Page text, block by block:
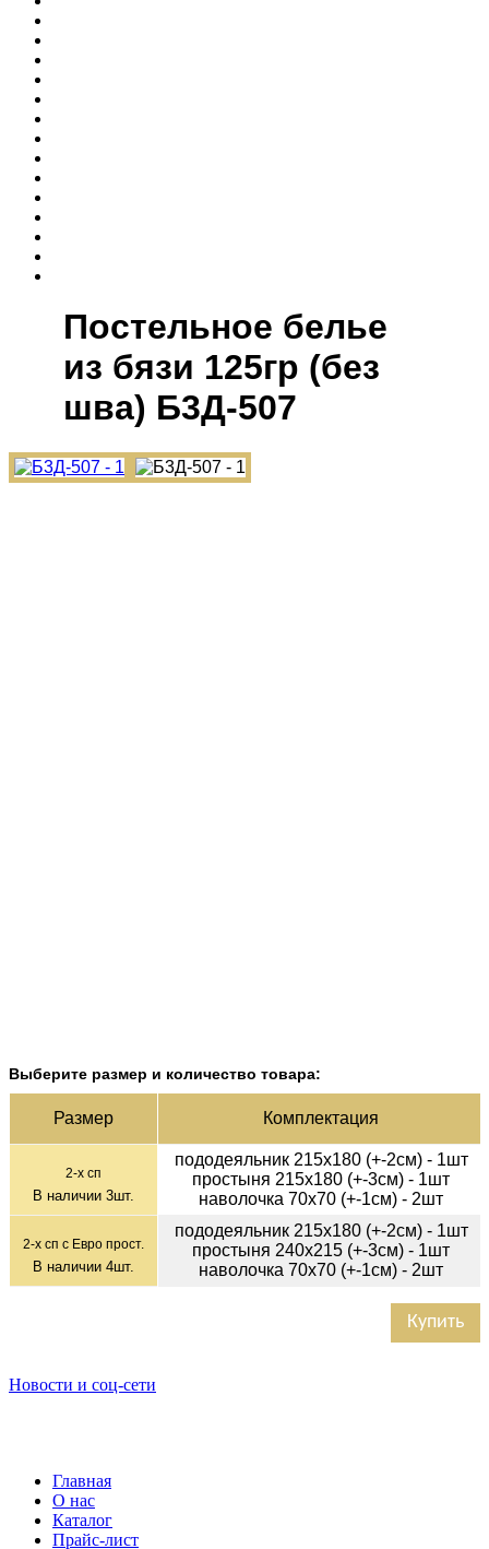
Постельное белье
из бязи 125гр (без
шва) Б3Д-507
Выберите размер и количество товара:
Раз­мер Ком­плек­тация
2-х сп
В наличии 3шт.
пододеяльник 215х180 (+-2см) - 1шт
простыня 215х180 (+-3см) - 1шт
наволочка 70х70 (+-1см) - 2шт
2-х сп с Евро прост.
В наличии 4шт.
пододеяльник 215х180 (+-2см) - 1шт
простыня 240х215 (+-3см) - 1шт
наволочка 70х70 (+-1см) - 2шт
Купить
Новости и соц-сети
Главная
О нас
Каталог
Прайс-лист